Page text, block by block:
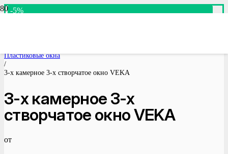
Пластиковые окна
/
3-х камерное 3-х створчатое окно VEKA
3-х камерное 3-х
створчатое окно VEKA
от
-5%
-5%
-5%
-5%
-5%
-5%
-5%
-5%
-5%
-5%